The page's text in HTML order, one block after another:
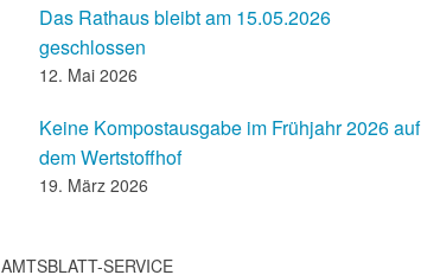
Das Rathaus bleibt am 15.05.2026
geschlossen
12. Mai 2026
Keine Kompostausgabe im Frühjahr 2026 auf
dem Wertstoffhof
19. März 2026
AMTSBLATT-SERVICE